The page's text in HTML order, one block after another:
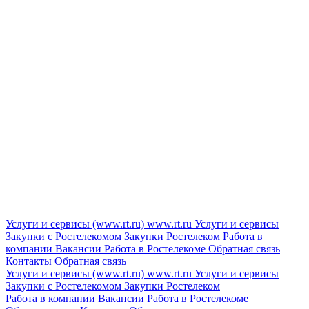
Услуги и сервисы (www.rt.ru) www.rt.ru Услуги и сервисы
Закупки с Ростелекомом Закупки Ростелеком Работа в
компании Вакансии Работа в Ростелекоме Обратная связь
Контакты Обратная связь
Услуги и сервисы (www.rt.ru) www.rt.ru Услуги и сервисы
Закупки с Ростелекомом Закупки Ростелеком
Работа в компании Вакансии Работа в Ростелекоме